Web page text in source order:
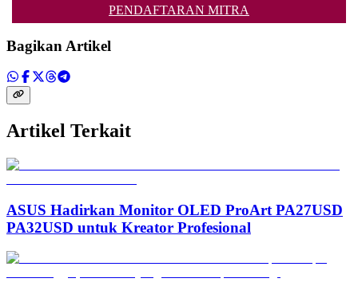
PENDAFTARAN MITRA
Bagikan Artikel
Artikel Terkait
ASUS Hadirkan Monitor OLED ProArt PA27USD
PA32USD untuk Kreator Profesional